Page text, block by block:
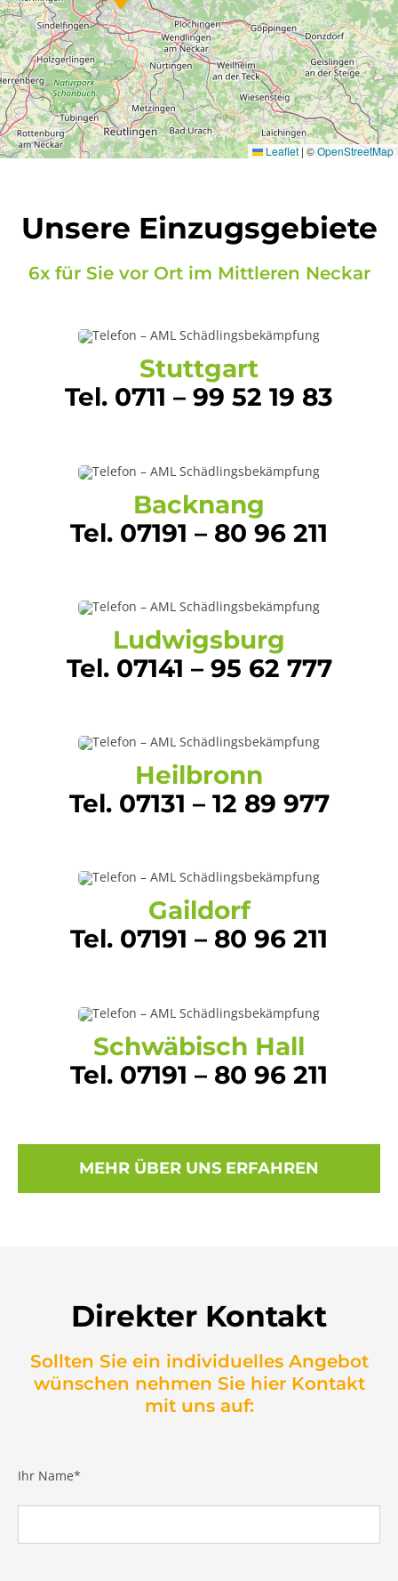
Leaflet | ©OpenStreetMap
Unsere Einzugsgebiete
6x für Sie vor Ort im Mittleren Neckar
Stuttgart
Tel. 0711 – 99 52 19 83
Backnang
Tel. 07191 – 80 96 211
Ludwigsburg
Tel. 07141 – 95 62 777
Heilbronn
Tel. 07131 – 12 89 977
Gaildorf
Tel. 07191 – 80 96 211
Schwäbisch Hall
Tel. 07191 – 80 96 211
MEHR ÜBER UNS ERFAHREN
Direkter Kontakt
Sollten Sie ein individuelles Angebot
wünschen nehmen Sie hier Kontakt
mit uns auf:
Ihr Name*